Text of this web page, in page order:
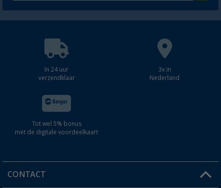
In 24 uur
verzendklaar
3x in
Nederland
Tot wel 5% bonus
met de digitale voordeelkaart
CONTACT